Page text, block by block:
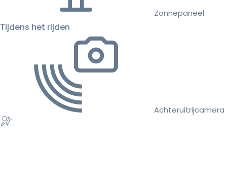
Zonnepaneel
Tijdens het rijden
Achteruitrijcamera